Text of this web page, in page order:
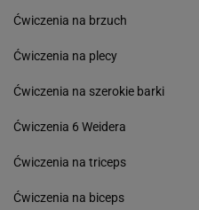
Ćwiczenia na brzuch
Ćwiczenia na plecy
Ćwiczenia na szerokie barki
Ćwiczenia 6 Weidera
Ćwiczenia na triceps
Ćwiczenia na biceps